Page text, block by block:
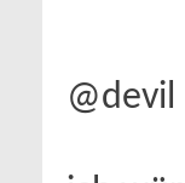
@devil